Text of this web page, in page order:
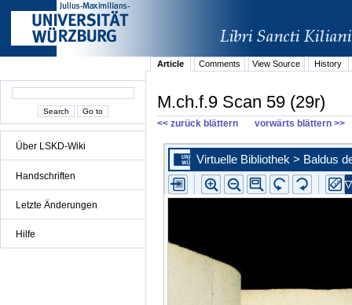
Über LSKD-Wiki
Handschriften
Letzte Änderungen
Hilfe
Article Comments View Source History
M.ch.f.9 Scan 59 (29r)
<< zurück blättern vorwärts blättern >>